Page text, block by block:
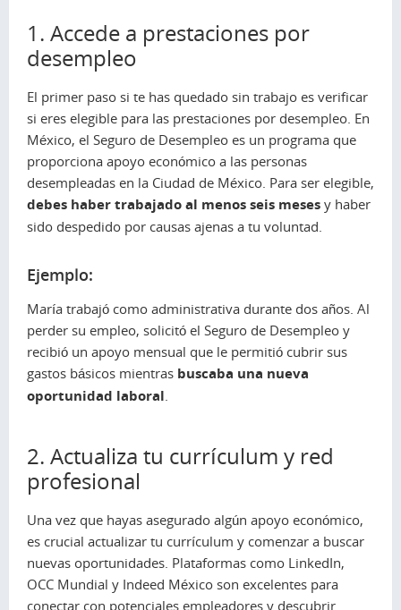
1. Accede a prestaciones por
desempleo
El primer paso si te has quedado sin trabajo es verificar
si eres elegible para las prestaciones por desempleo. En
México, el Seguro de Desempleo es un programa que
proporciona apoyo económico a las personas
desempleadas en la Ciudad de México. Para ser elegible,
debes haber trabajado al menos seis meses y haber
sido despedido por causas ajenas a tu voluntad.
Ejemplo:
María trabajó como administrativa durante dos años. Al
perder su empleo, solicitó el Seguro de Desempleo y
recibió un apoyo mensual que le permitió cubrir sus
gastos básicos mientras buscaba una nueva
oportunidad laboral
2. Actualiza tu currículum y red
profesional
Una vez que hayas asegurado algún apoyo económico,
es crucial actualizar tu currículum y comenzar a buscar
nuevas oportunidades. Plataformas como LinkedIn,
OCC Mundial y Indeed México son excelentes para
conectar con potenciales empleadores y descubrir